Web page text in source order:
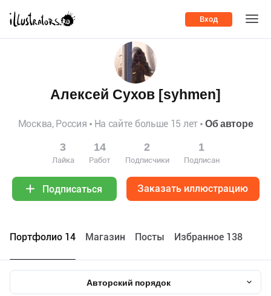
Вход
Алексей Сухов [syhmen]
Москва, Россия На сайте больше 15 лет Об авторе
3
Лайка
14
Работ
2
Подписчики
1
Подписан
Подписаться Заказать иллюстрацию
Портфолио 14 Maгазин Посты Избранное 138
Авторский порядок